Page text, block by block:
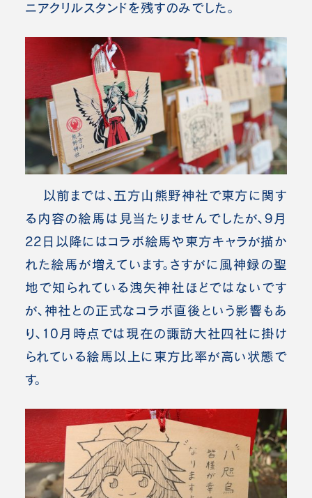
ニアクリルスタンドを残すのみでした。
以前までは、五方山熊野神社で東方に関す
る内容の絵馬は見当たりませんでしたが、9月
22日以降にはコラボ絵馬や東方キャラが描か
れた絵馬が増えています。さすがに風神録の聖
地で知られている洩矢神社ほどではないです
が、神社との正式なコラボ直後という影響もあ
り、10月時点では現在の諏訪大社四社に掛け
られている絵馬以上に東方比率が高い状態で
す。